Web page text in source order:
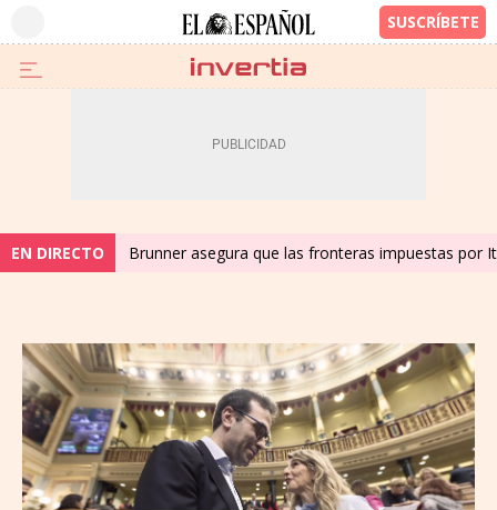
EN DIRECTO Brunner asegura que las fronteras impuestas por